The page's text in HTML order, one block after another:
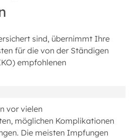
sind, übernimmt Ihre
für die von der Ständigen
empfohlenen
vor vielen
möglichen Komplikationen
Die meisten Impfungen